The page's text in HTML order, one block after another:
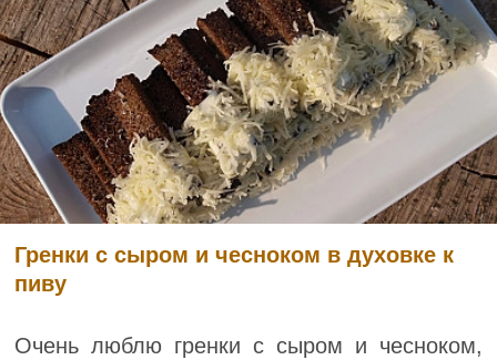
Гренки с сыром и чесноком в духовке к
пиву
Очень люблю гренки с сыром и чесноком,